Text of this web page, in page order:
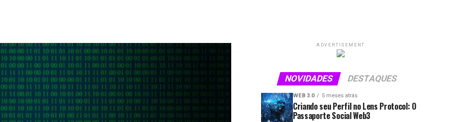
ADVERTISEMENT
NOVIDADES DESTAQUES
WEB 3.0 5 meses atrás
Criando seu Perfil no Lens Protocol: O
Passaporte Social Web3